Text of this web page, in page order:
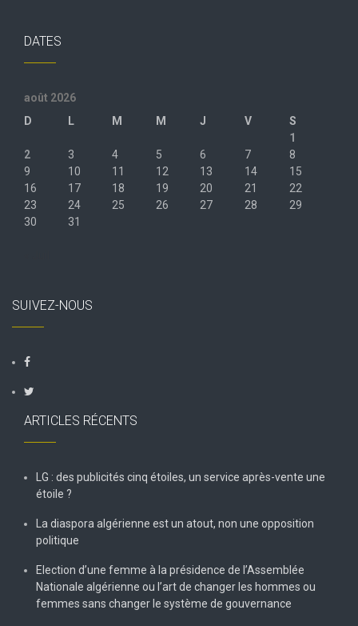
DATES
août 2026
D
L M M J V
S
1
2
3 4 5 6 7
8
9
10 11 12 13 14
15
16
17 18 19 20 21
22
23
24 25 26 27 28
29
30
31
SUIVEZ-NOUS
ARTICLES RÉCENTS
LG : des publicités cinq étoiles, un service après-vente une
étoile ?
La diaspora algérienne est un atout, non une opposition
politique
Election d’une femme à la présidence de l’Assemblée
Nationale algérienne ou l’art de changer les hommes ou
femmes sans changer le système de gouvernance